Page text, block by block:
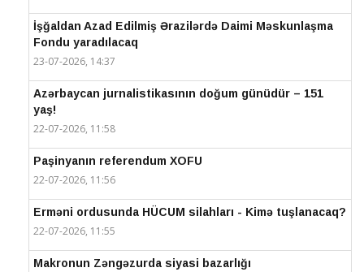
İşğaldan Azad Edilmiş Ərazilərdə Daimi Məskunlaşma
Fondu yaradılacaq
23-07-2026, 14:37
Azərbaycan jurnalistikasının doğum günüdür – 151
yaş!
22-07-2026, 11:58
Paşinyanın referendum XOFU
22-07-2026, 11:56
Erməni ordusunda HÜCUM silahları - Kimə tuşlanacaq?
22-07-2026, 11:55
Makronun Zəngəzurda siyasi bazarlığı